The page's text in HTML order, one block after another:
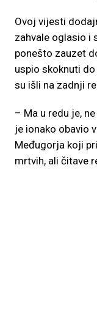
Ovoj vijesti
zahvale oglasio i
ponešto zauzet
uspio skoknuti
su išli na zadnji
– Ma u redu je,
je ionako obavio
Međugorja koji
mrtvih, ali čitave